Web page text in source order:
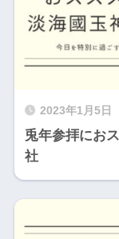
2023年1月5日
兎年参拝にお
社